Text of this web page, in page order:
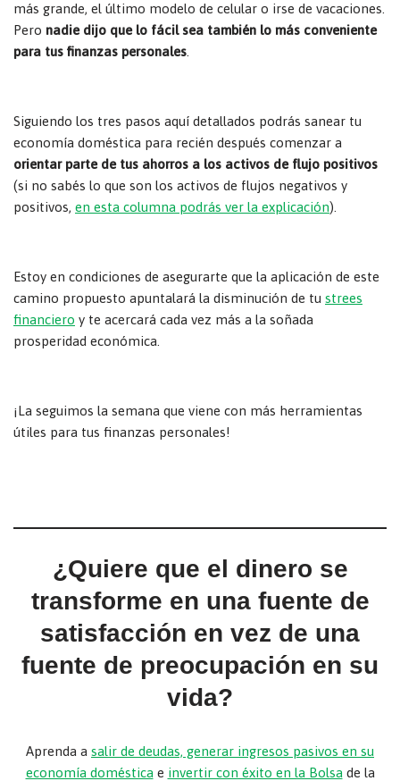
más grande, el último modelo de celular o irse de vacaciones.
Pero nadie dijo que lo fácil sea también lo más conveniente
para tus finanzas personales
Siguiendo los tres pasos aquí detallados podrás sanear tu
economía doméstica para recién después comenzar a
orientar parte de tus ahorros a los activos de flujo positivos
(si no sabés lo que son los activos de flujos negativos y
positivos, en esta columna podrás ver la explicación).
Estoy en condiciones de asegurarte que la aplicación de este
camino propuesto apuntalará la disminución de tu strees
financiero y te acercará cada vez más a la soñada
prosperidad económica.
¡La seguimos la semana que viene con más herramientas
útiles para tus finanzas personales!
¿Quiere que el dinero se
transforme en una fuente de
satisfacción en vez de una
fuente de preocupación en su
vida?
Aprenda a salir de deudas, generar ingresos pasivos en su
economía doméstica e invertir con éxito en la Bolsa de la